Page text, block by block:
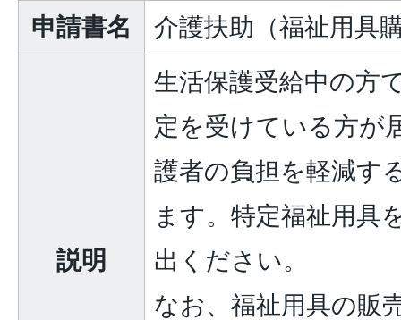
申請書名
介護扶助（福祉用具
説明
生活保護受給中の方
定を受けている方が
護者の負担を軽減す
ます。特定福祉用具
出ください。
なお、福祉用具の販